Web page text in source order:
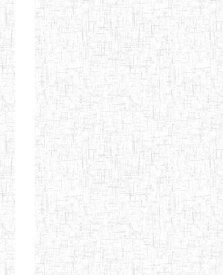
BAFOUSSAM
ENIET DE
BAFOUSSAM-
BALENG
13/08/2013 ENIET Public
ENIEG DE
BANGANTE
02/05/2001 ENIEG Public
ENIEG DE
FOUMBAN
26/08/1975 ENIEG Public
ENIEG DE
SANGMELIMA
30/06/1984 ENIEG Public
ENBIEG
D'EBOLOWA
01/01/1975 ENIEG Public
ENIET
D'EBOLOWA
04/10/2012 ENIET Public